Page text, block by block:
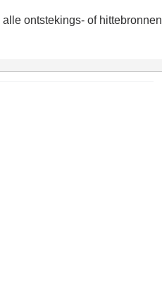
ontstekings- of hittebronnen